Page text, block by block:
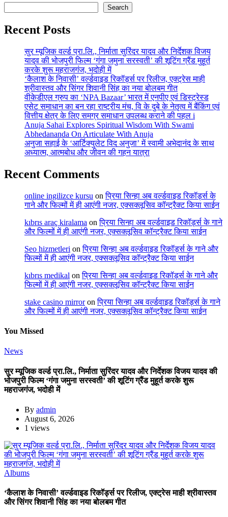
Search
Recent Posts
सुर म्यूजिक वर्ल्ड प्रा.लि., निर्माता सुरिंदर यादव और निर्देशक विजय
यादव की भोजपुरी फिल्म ‘गंगा जमुना सरस्वती’ की शूटिंग ग्रैंड मुहूर्त
करके शुरू महराजगंज, भदोही में
‘कैलाश के निवासी’ वर्ल्डवाइड रिकॉर्ड्स पर रिलीज, एक्ट्रेस माही
श्रीवास्तव और सिंगर शिवानी सिंह का नया बोलबम गीत
वीकेडीएल ग्रुप का ‘NPA Bazaar’ भारत में एनपीए एवं डिस्ट्रेस्ड
एसेट समाधान का बन रहा राष्ट्रीय मंच, वि के दुबे के नेतृत्व में बैंकिंग एवं
वित्तीय क्षेत्र के लिए समग्र समाधान उपलब्ध कराने की पहल i
Anuja Sahai Explores Spiritual Wisdom With Swami
Abhedananda On Articulate With Anuja
अनुजा सहाई के ‘आर्टिक्युलेट विद अनुजा’ में स्वामी अभेदानंद के साथ
अध्यात्म, आत्मबोध और जीवन की गहन यात्रा
Recent Comments
online ingilizce kursu onप्रिया सिन्हा अब वर्ल्डवाइड रिकॉर्ड्स के
गाने और फिल्मों में ही आएंगी नजर, एक्सक्लूसिव कॉन्ट्रैक्ट किया साईन
kıbrıs araç kiralama onप्रिया सिन्हा अब वर्ल्डवाइड रिकॉर्ड्स के गाने
और फिल्मों में ही आएंगी नजर, एक्सक्लूसिव कॉन्ट्रैक्ट किया साईन
Seo hizmetleri onप्रिया सिन्हा अब वर्ल्डवाइड रिकॉर्ड्स के गाने और
फिल्मों में ही आएंगी नजर, एक्सक्लूसिव कॉन्ट्रैक्ट किया साईन
kıbrıs medikal onप्रिया सिन्हा अब वर्ल्डवाइड रिकॉर्ड्स के गाने और
फिल्मों में ही आएंगी नजर, एक्सक्लूसिव कॉन्ट्रैक्ट किया साईन
stake casino mirroronप्रिया सिन्हा अब वर्ल्डवाइड रिकॉर्ड्स के गाने
और फिल्मों में ही आएंगी नजर, एक्सक्लूसिव कॉन्ट्रैक्ट किया साईन
You Missed
News
सुर म्यूजिक वर्ल्ड प्रा.लि., निर्माता सुरिंदर यादव और निर्देशक विजय यादव की
भोजपुरी फिल्म ‘गंगा जमुना सरस्वती’ की शूटिंग ग्रैंड मुहूर्त करके शुरू
महराजगंज, भदोही में
By admin
August 6, 2026
1 views
Albums
‘कैलाश के निवासी’ वर्ल्डवाइड रिकॉर्ड्स पर रिलीज, एक्ट्रेस माही श्रीवास्तव
और सिंगर शिवानी सिंह का नया बोलबम गीत